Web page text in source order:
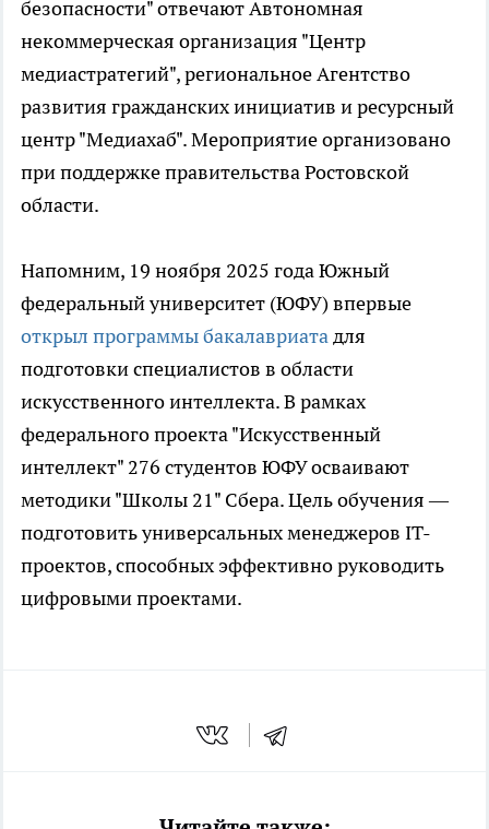
безопасности" отвечают Автономная
некоммерческая организация "Центр
медиастратегий", региональное Агентство
развития гражданских инициатив и ресурсный
центр "Медиахаб". Мероприятие организовано
при поддержке правительства Ростовской
области.
Напомним, 19 ноября 2025 года Южный
федеральный университет (ЮФУ) впервые
открыл программы бакалавриатадля
подготовки специалистов в области
искусственного интеллекта. В рамках
федерального проекта "Искусственный
интеллект" 276 студентов ЮФУ осваивают
методики "Школы 21" Сбера. Цель обучения —
подготовить универсальных менеджеров IT-
проектов, способных эффективно руководить
цифровыми проектами.